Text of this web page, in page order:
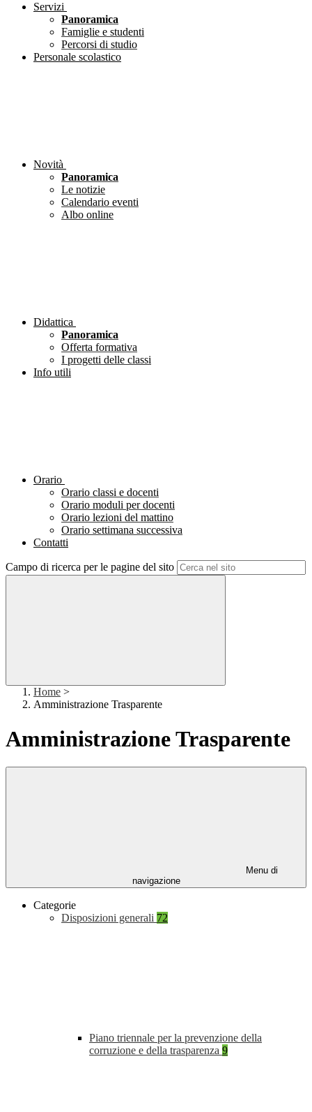
Servizi
Panoramica
Famiglie e studenti
Percorsi di studio
Personale scolastico
Novità
Panoramica
Le notizie
Calendario eventi
Albo online
Didattica
Panoramica
Offerta formativa
I progetti delle classi
Info utili
Orario
Orario classi e docenti
Orario moduli per docenti
Orario lezioni del mattino
Orario settimana successiva
Contatti
Campo di ricerca per le pagine del sito
Home >
Amministrazione Trasparente
Amministrazione Trasparente
Menu di
navigazione
Categorie
Disposizioni generali 72
Piano triennale per la prevenzione della
corruzione e della trasparenza 9